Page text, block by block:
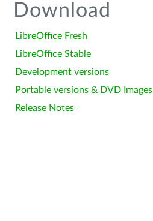
Download
LibreOffice Fresh
LibreOffice Stable
Development versions
Portable versions & DVD Images
Release Notes